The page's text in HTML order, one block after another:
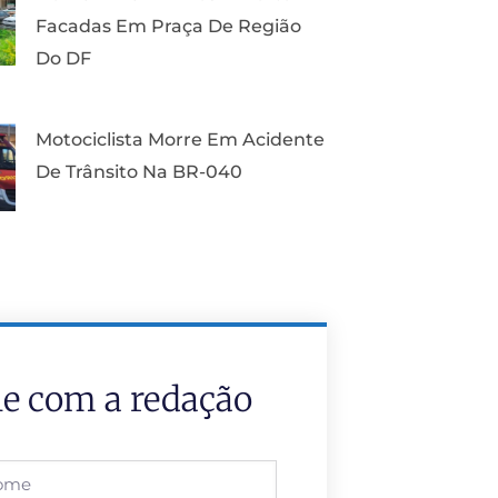
Facadas Em Praça De Região
Do DF
Motociclista Morre Em Acidente
De Trânsito Na BR-040
com a redação